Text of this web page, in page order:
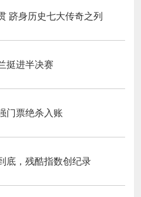
跻身历史七大传奇之列
挺进半决赛
门票绝杀入账
底，残酷指数创纪录